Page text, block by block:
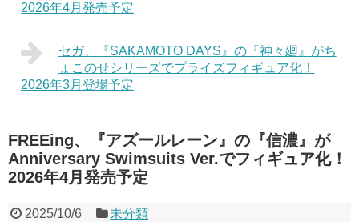
2026年4月発売予定
セガ、『SAKAMOTO DAYS』の『神々廻』がち
ょこのせシリーズでプライズフィギュア化！
2026年3月登場予定
FREEing、『アズールレーン』の『信濃』が
Anniversary Swimsuits Ver.でフィギュア化！
2026年4月発売予定
2025/10/6 未分類